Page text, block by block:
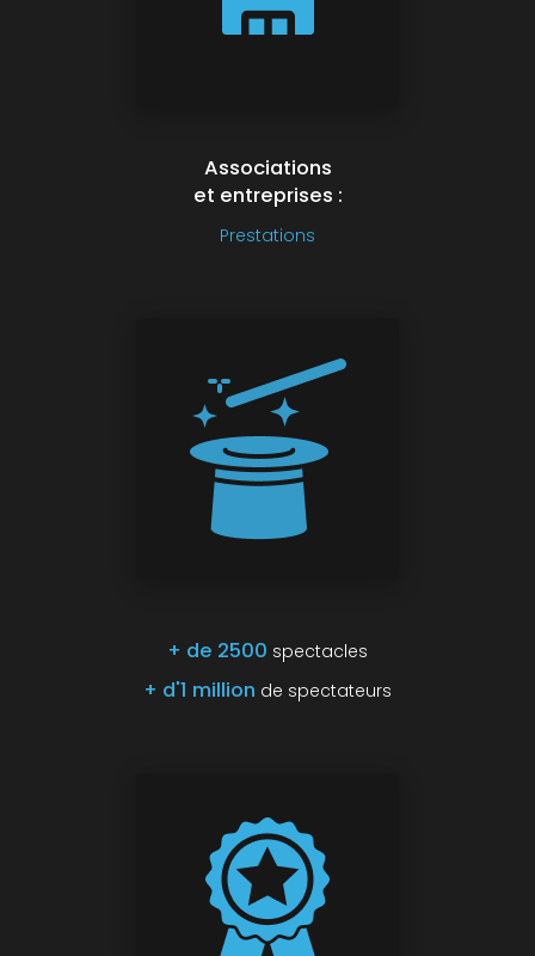
Associations
et entreprises :
Prestations
+ de 2500 spectacles
+ d'1 million de spectateurs